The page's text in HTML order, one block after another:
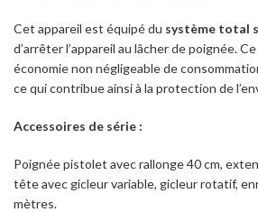
Cet appareil est équipé du système total
d’arrêter l’appareil au lâcher de poignée.
économie non négligeable de
ce qui contribue ainsi à la protection de
Accessoires de série :
Poignée pistolet avec rallonge 40 cm,
tête avec gicleur variable, gicleur rotatif,
mètres.